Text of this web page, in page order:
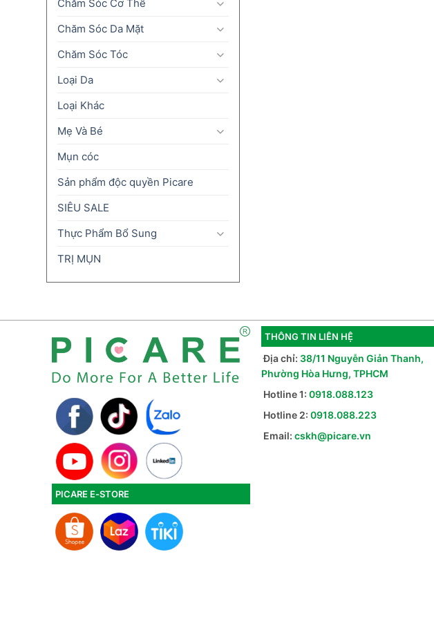
Chăm Sóc Cơ Thể
Chăm Sóc Da Mặt
Chăm Sóc Tóc
Loại Da
Loại Khác
Mẹ Và Bé
Mụn cóc
Sản phẩm độc quyền Picare
SIÊU SALE
Thực Phẩm Bổ Sung
TRỊ MỤN
PICARE E-STORE
THÔNG TIN LIÊN HỆ
Địa chỉ: 38/11 Nguyễn Giản Thanh,
Phường Hòa Hưng, TPHCM
Hotline 1: 0918.088.123
Hotline 2: 0918.088.223
Email: cskh@picare.vn